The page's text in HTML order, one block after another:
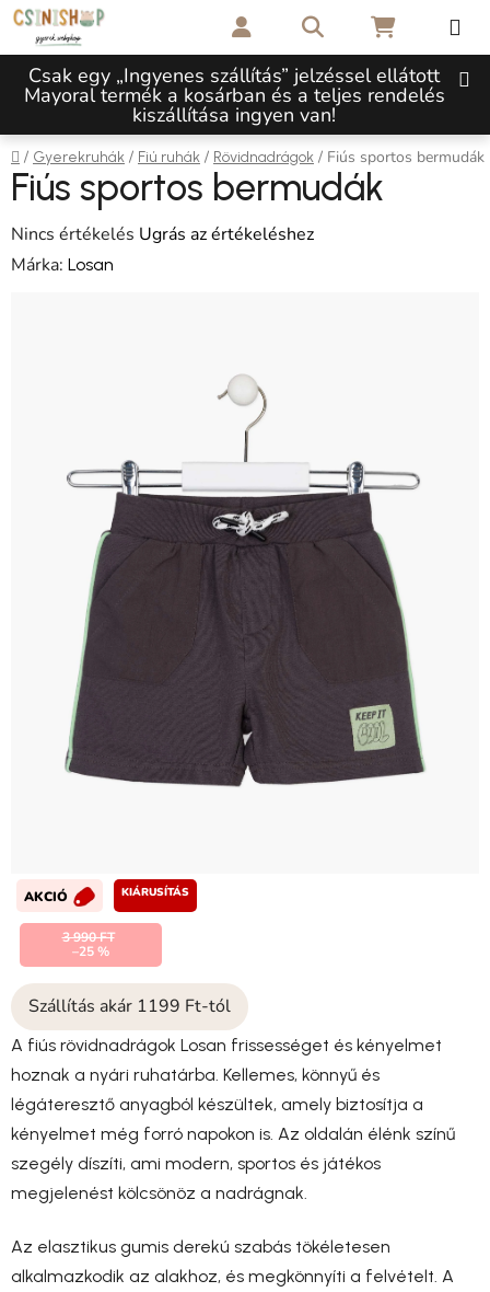
Ugrás a fő tartalomhoz
Csak egy „Ingyenes szállítás” jelzéssel ellátott
Mayoral termék a kosárban és a teljes rendelés
kiszállítása ingyen van!
KeresésKOSÁR
Kezdőlap
/ Gyerekruhák / Fiú ruhák / Rövidnadrágok / Fiús sportos bermudák
Szállítás akár 1199 Ft-tól
A fiús rövidnadrágok Losan frissességet és kényelmet
hoznak a nyári ruhatárba. Kellemes, könnyű és
légáteresztő anyagból készültek, amely biztosítja a
kényelmet még forró napokon is. Az oldalán élénk színű
szegély díszíti, ami modern, sportos és játékos
megjelenést kölcsönöz a nadrágnak.
Az elasztikus gumis derekú szabás tökéletesen
alkalmazkodik az alakhoz, és megkönnyíti a felvételt. A
Fiús sportos bermudák
A termék átlagos értékelése 5-ből 0,0 csillag.
Nincs értékelés Ugrás az értékeléshez
Márka: Losan
AKCIÓ KIÁRUSÍTÁS
3 990 FT
–25 %